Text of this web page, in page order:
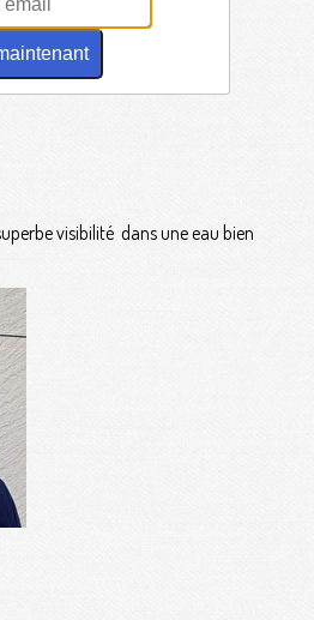
visibilité dans une eau bien